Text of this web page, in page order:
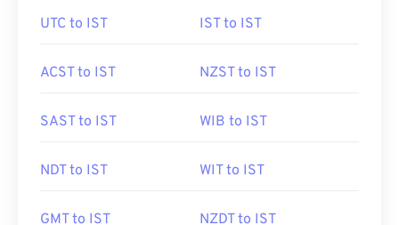
UTC to IST IST to IST
ACST to IST NZST to IST
SAST to IST WIB to IST
NDT to IST WIT to IST
GMT to IST NZDT to IST